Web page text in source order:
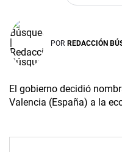
POR REDACCIÓN
El gobierno decidió
Valencia (España) a la